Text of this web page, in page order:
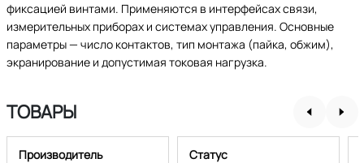
фиксацией винтами. Применяются в интерфейсах связи,
измерительных приборах и системах управления. Основные
параметры — число контактов, тип монтажа (пайка, обжим),
экранирование и допустимая токовая нагрузка.
ТОВАРЫ
Производитель Статус